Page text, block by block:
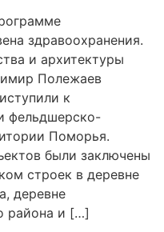
здравоохранения.
и архитектуры
Полежаев
к
фельдшерско-
Поморья.
были заключены
строек в деревне
деревне
района и […]